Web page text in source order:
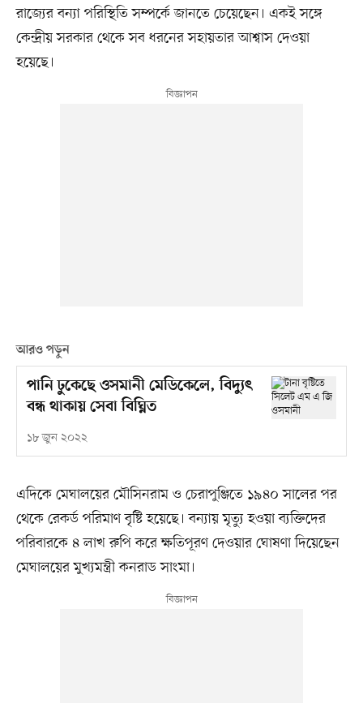
রাজ্যের বন্যা পরিস্থিতি সম্পর্কে জানতে চেয়েছেন। একই সঙ্গে
কেন্দ্রীয় সরকার থেকে সব ধরনের সহায়তার আশ্বাস দেওয়া
হয়েছে।
আরও পড়ুন
পানি ঢুকেছে ওসমানী মেডিকেলে, বিদ্যুৎ
বন্ধ থাকায় সেবা বিঘ্নিত
১৮ জুন ২০২২
এদিকে মেঘালয়ের মৌসিনরাম ও চেরাপুঞ্জিতে ১৯৪০ সালের পর
থেকে রেকর্ড পরিমাণ বৃষ্টি হয়েছে। বন্যায় মৃত্যু হওয়া ব্যক্তিদের
পরিবারকে ৪ লাখ রুপি করে ক্ষতিপূরণ দেওয়ার ঘোষণা দিয়েছেন
মেঘালয়ের মুখ্যমন্ত্রী কনরাড সাংমা।